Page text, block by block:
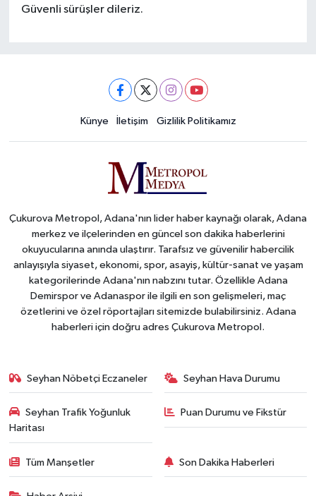
Güvenli sürüşler dileriz.
Künye İletişim Gizlilik Politikamız
Çukurova Metropol, Adana'nın lider haber kaynağı olarak, Adana
merkez ve ilçelerinden en güncel son dakika haberlerini
okuyucularına anında ulaştırır. Tarafsız ve güvenilir habercilik
anlayışıyla siyaset, ekonomi, spor, asayiş, kültür-sanat ve yaşam
kategorilerinde Adana'nın nabzını tutar. Özellikle Adana
Demirspor ve Adanaspor ile ilgili en son gelişmeleri, maç
özetlerini ve özel röportajları sitemizde bulabilirsiniz. Adana
haberleri için doğru adres Çukurova Metropol.
Seyhan Nöbetçi Eczaneler Seyhan Hava Durumu
Seyhan Trafik Yoğunluk
Haritası
Puan Durumu ve Fikstür
Tüm Manşetler Son Dakika Haberleri